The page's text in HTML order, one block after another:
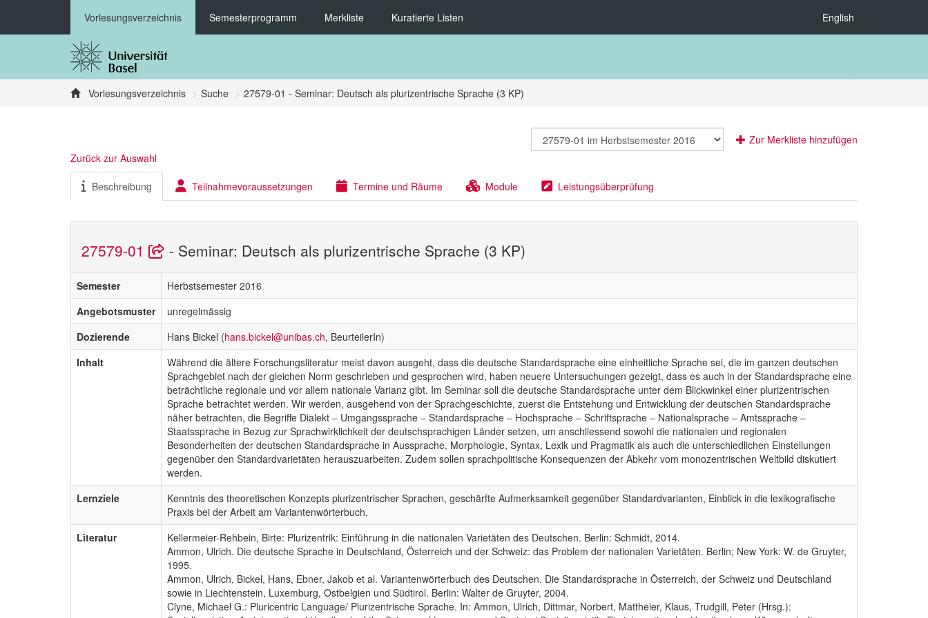
Vorlesungsverzeichnis Semesterprogramm Merkliste Kuratierte Listen English
Vorlesungsverzeichnis Suche 27579-01 - Seminar: Deutsch als plurizentrische Sprache (3 KP)
Zur Merkliste hinzufügen
Zurück zur Auswahl
Beschreibung Teilnahmevoraussetzungen Termine und Räume Module Leistungsüberprüfung
27579-01 - Seminar: Deutsch als plurizentrische Sprache (3 KP)
Semester
Herbstsemester 2016
Angebotsmuster
unregelmässig
Dozierende
Hans Bickel (hans.bickel@unibas.ch, BeurteilerIn)
Inhalt
Während die ältere Forschungsliteratur meist davon ausgeht, dass die deutsche Standardsprache eine einheitliche Sprache sei, die im ganzen deutschen
Sprachgebiet nach der gleichen Norm geschrieben und gesprochen wird, haben neuere Untersuchungen gezeigt, dass es auch in der Standardsprache eine
beträchtliche regionale und vor allem nationale Varianz gibt. Im Seminar soll die deutsche Standardsprache unter dem Blickwinkel einer plurizentrischen
Sprache betrachtet werden. Wir werden, ausgehend von der Sprachgeschichte, zuerst die Entstehung und Entwicklung der deutschen Standardsprache
näher betrachten, die Begriffe Dialekt – Umgangssprache – Standardsprache – Hochsprache – Schriftsprache – Nationalsprache – Amtssprache –
Staatssprache in Bezug zur Sprachwirklichkeit der deutschsprachigen Länder setzen, um anschliessend sowohl die nationalen und regionalen
Besonderheiten der deutschen Standardsprache in Aussprache, Morphologie, Syntax, Lexik und Pragmatik als auch die unterschiedlichen Einstellungen
gegenüber den Standardvarietäten herauszuarbeiten. Zudem sollen sprachpolitische Konsequenzen der Abkehr vom monozentrischen Weltbild diskutiert
werden.
Lernziele
Kenntnis des theoretischen Konzepts plurizentrischer Sprachen, geschärfte Aufmerksamkeit gegenüber Standardvarianten, Einblick in die lexikografische
Praxis bei der Arbeit am Variantenwörterbuch.
Literatur
Kellermeier-Rehbein, Birte: Plurizentrik: Einführung in die nationalen Varietäten des Deutschen. Berlin: Schmidt, 2014.
Ammon, Ulrich. Die deutsche Sprache in Deutschland, Österreich und der Schweiz: das Problem der nationalen Varietäten. Berlin; New York: W. de Gruyter,
1995.
Ammon, Ulrich, Bickel, Hans, Ebner, Jakob et al. Variantenwörterbuch des Deutschen. Die Standardsprache in Österreich, der Schweiz und Deutschland
sowie in Liechtenstein, Luxemburg, Ostbelgien und Südtirol. Berlin: Walter de Gruyter, 2004.
Clyne, Michael G.: Pluricentric Language/ Plurizentrische Sprache. In: Ammon, Ulrich, Dittmar, Norbert, Mattheier, Klaus, Trudgill, Peter (Hrsg.):